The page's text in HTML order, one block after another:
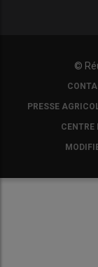
©
COPYRIGHT
PRESSE
CENTRE